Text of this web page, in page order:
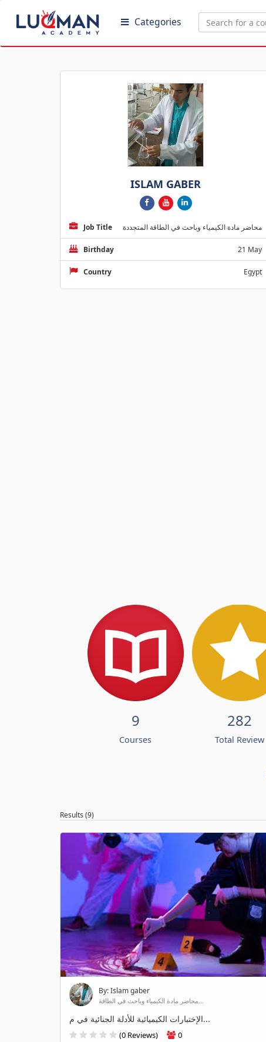
Categories
ISLAM GABER
Job Title محاضر مادة الكيمياء وباحث في الطاقة المتجددة
Birthday 21 May
Country Egypt
9
Courses
282
Total Review
Results (9)
By: Islam gaber
الإختبارات الكيميائية للأدلة الجنائية في م...
(0 Reviews) 0